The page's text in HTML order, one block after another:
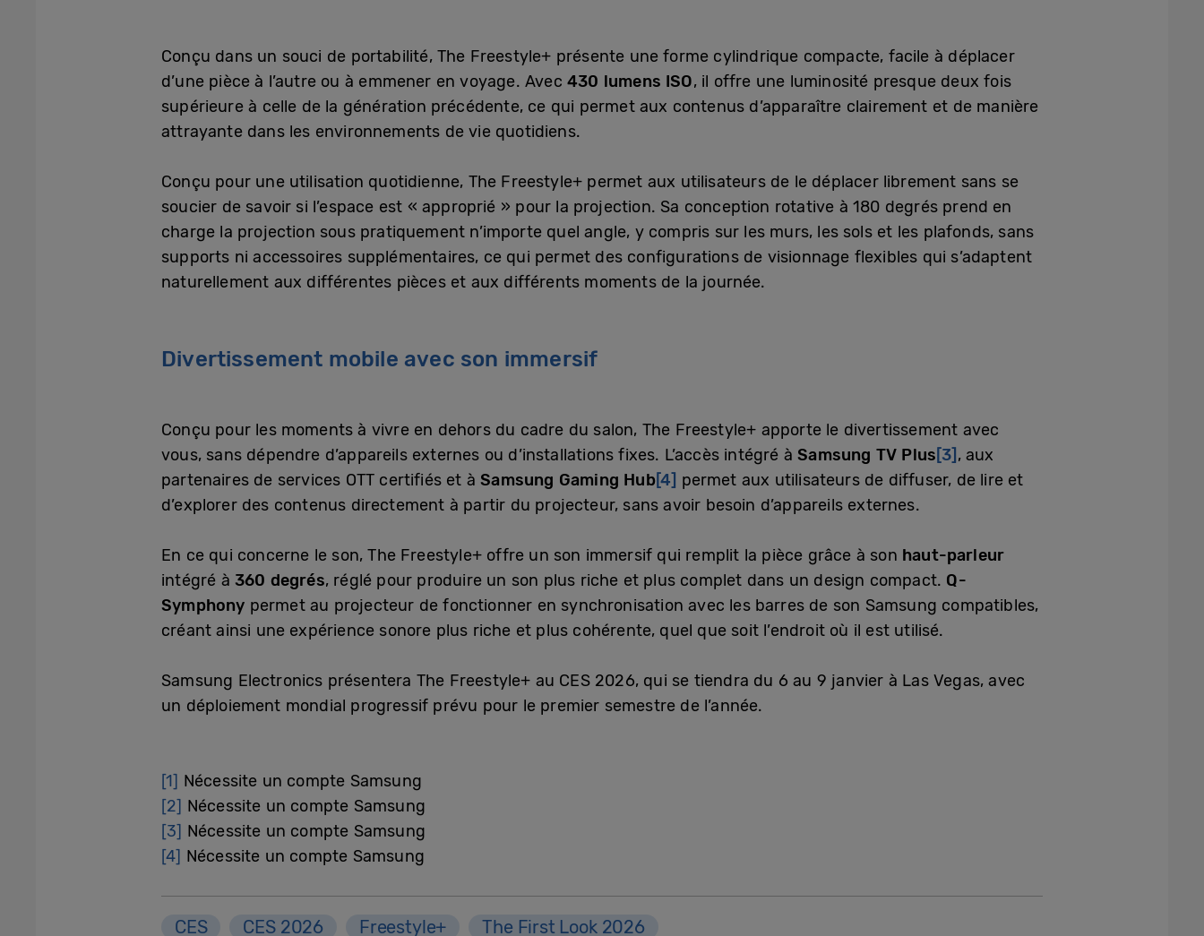
Conçu dans un souci de portabilité, The Freestyle+ présente une forme cylindrique compacte, facile à déplacer
d’une pièce à l’autre ou à emmener en voyage. Avec 430 lumens ISO, il offre une luminosité presque deux fois
supérieure à celle de la génération précédente, ce qui permet aux contenus d’apparaître clairement et de manière
attrayante dans les environnements de vie quotidiens.
Conçu pour une utilisation quotidienne, The Freestyle+ permet aux utilisateurs de le déplacer librement sans se
soucier de savoir si l’espace est « approprié » pour la projection. Sa conception rotative à 180 degrés prend en
charge la projection sous pratiquement n’importe quel angle, y compris sur les murs, les sols et les plafonds, sans
supports ni accessoires supplémentaires, ce qui permet des configurations de visionnage flexibles qui s’adaptent
naturellement aux différentes pièces et aux différents moments de la journée.
Divertissement mobile avec son immersif
Conçu pour les moments à vivre en dehors du cadre du salon, The Freestyle+ apporte le divertissement avec
vous, sans dépendre d’appareils externes ou d’installations fixes. L’accès intégré àSamsung TV Plus[3] , aux
partenaires de services OTT certifiés et àSamsung Gaming Hub[4] permet aux utilisateurs de diffuser, de lire et
d’explorer des contenus directement à partir du projecteur, sans avoir besoin d’appareils externes.
En ce qui concerne le son, The Freestyle+ offre un son immersif qui remplit la pièce grâce à son haut-parleur
intégré à 360 degrés, réglé pour produire un son plus riche et plus complet dans un design compact. Q-
Symphony permet au projecteur de fonctionner en synchronisation avec les barres de son Samsung compatibles,
créant ainsi une expérience sonore plus riche et plus cohérente, quel que soit l’endroit où il est utilisé.
Samsung Electronics présentera The Freestyle+ au CES 2026, qui se tiendra du 6 au 9 janvier à Las Vegas, avec
un déploiement mondial progressif prévu pour le premier semestre de l’année.
[1] Nécessite un compte Samsung
[2] Nécessite un compte Samsung
[3] Nécessite un compte Samsung
[4] Nécessite un compte Samsung
CES CES 2026 Freestyle+ The First Look 2026